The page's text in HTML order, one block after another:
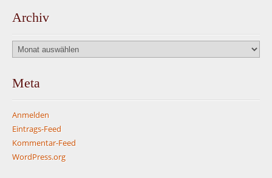
Archiv
Archiv
Meta
Anmelden
Eintrags-Feed
Kommentar-Feed
WordPress.org